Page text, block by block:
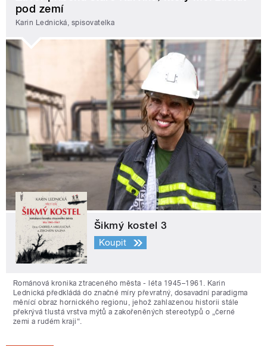
pod zemí
Karin Lednická, spisovatelka
Šikmý kostel 3
Koupit
Románová kronika ztraceného města - léta 1945–1961. Karin
Lednická předkládá do značné míry převratný, dosavadní paradigma
měnící obraz hornického regionu, jehož zahlazenou historii stále
překrývá tlustá vrstva mýtů a zakořeněných stereotypů o „černé
zemi a rudém kraji“.